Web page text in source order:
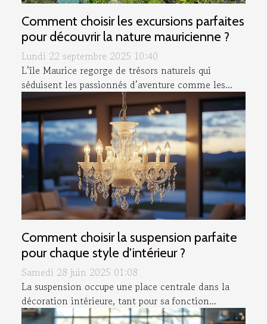
Comment choisir les excursions parfaites
pour découvrir la nature mauricienne ?
Lundi 22 septembre 2025 10:40
L’île Maurice regorge de trésors naturels qui
séduisent les passionnés d’aventure comme les...
Comment choisir la suspension parfaite
pour chaque style d'intérieur ?
Samedi 28 juin 2025 01:08
La suspension occupe une place centrale dans la
décoration intérieure, tant pour sa fonction...